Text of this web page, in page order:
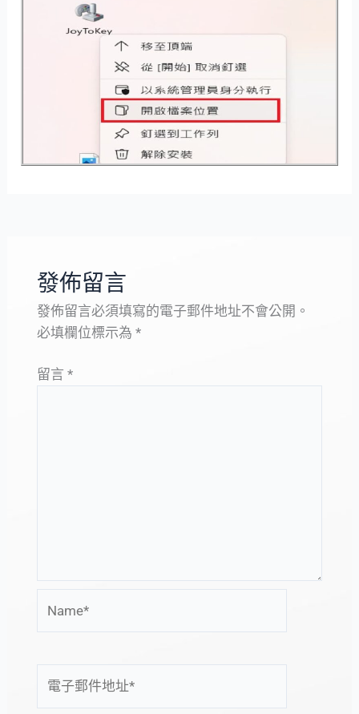
發佈留言
發佈留言必須填寫的電子郵件地址不會公開。
必填欄位標示為 *
留言 *
子